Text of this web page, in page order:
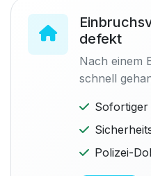
defekt
Nach einem
schnell
Polizei-